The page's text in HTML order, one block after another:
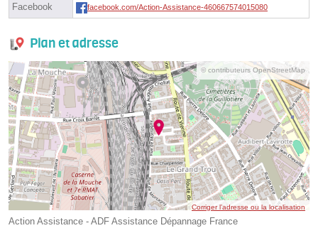
Facebook facebook.com/Action-Assistance-460667574015080
Plan et adresse
© contributeurs OpenStreetMap
Corriger l’adresse ou la localisation
Action Assistance - ADF Assistance Dépannage France